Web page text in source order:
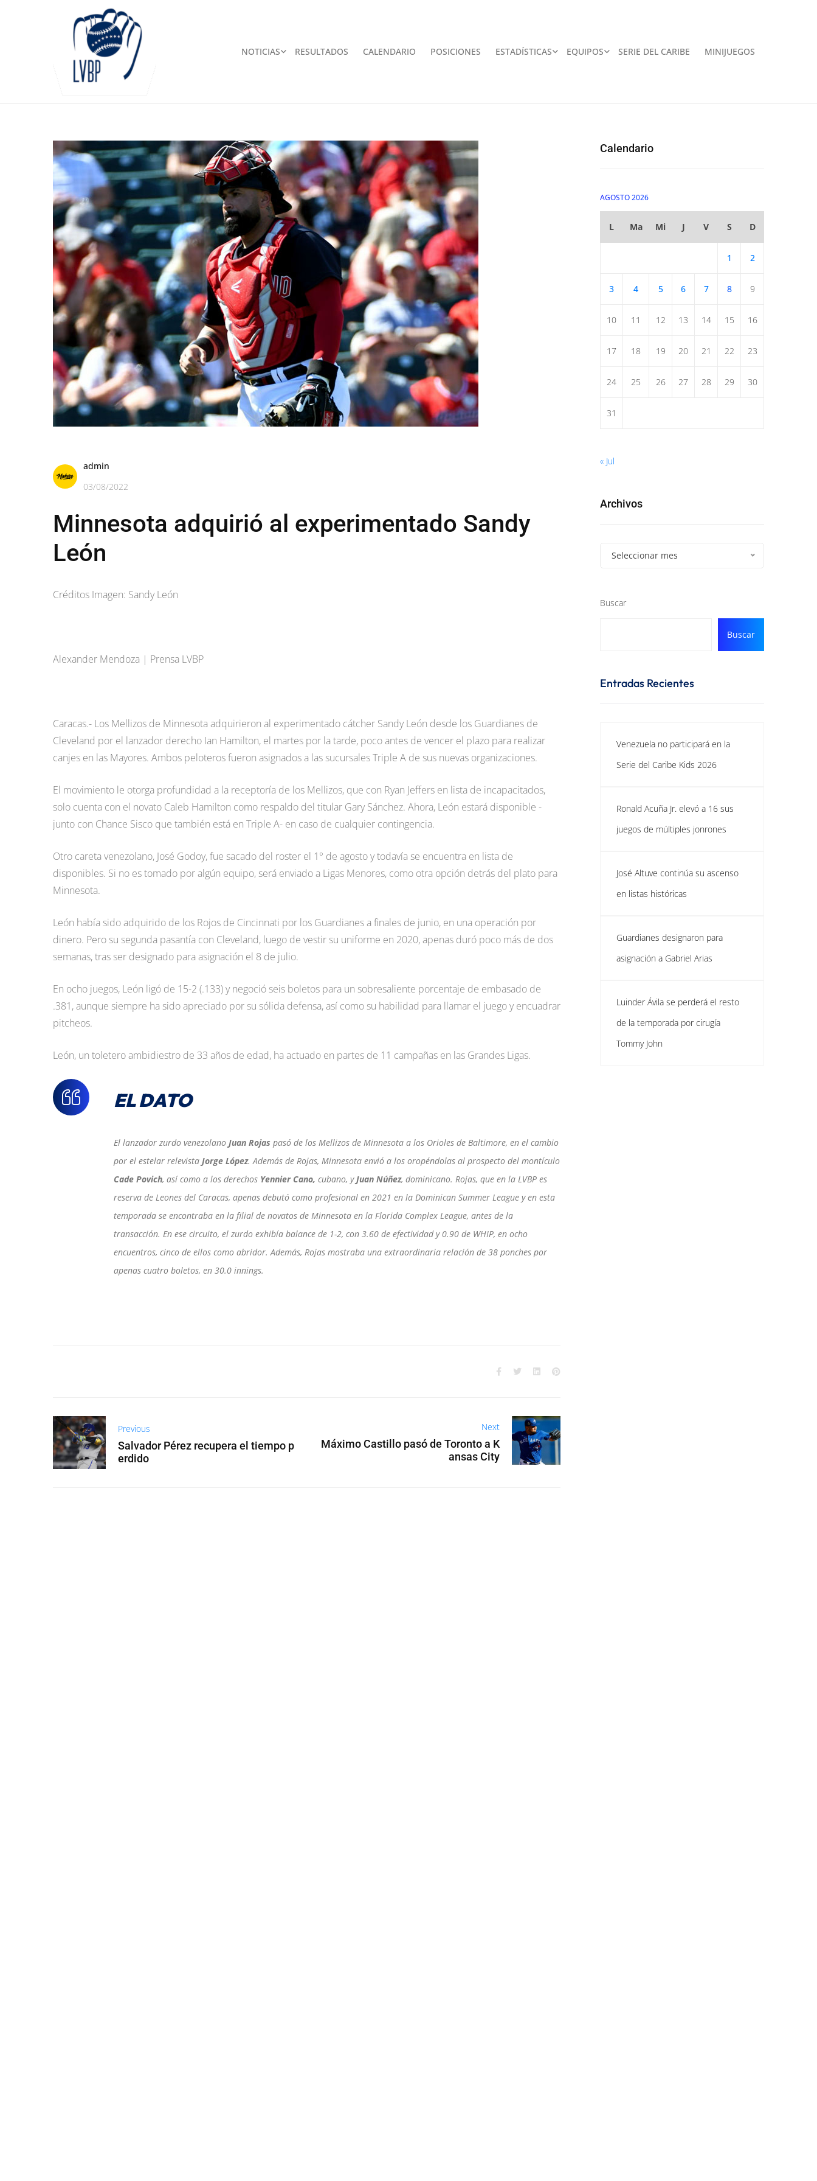
NOTICIAS RESULTADOS CALENDARIO POSICIONES ESTADÍSTICAS EQUIPOS SERIE DEL CARIBE MINIJUEGOS
admin
03/08/2022
Minnesota adquirió al experimentado Sandy
León
Créditos Imagen: Sandy León
Alexander Mendoza | Prensa LVBP
Caracas.- Los Mellizos de Minnesota adquirieron al experimentado cátcher Sandy León desde los Guardianes de
Cleveland por el lanzador derecho Ian Hamilton, el martes por la tarde, poco antes de vencer el plazo para realizar
canjes en las Mayores. Ambos peloteros fueron asignados a las sucursales Triple A de sus nuevas organizaciones.
El movimiento le otorga profundidad a la receptoría de los Mellizos, que con Ryan Jeffers en lista de incapacitados,
solo cuenta con el novato Caleb Hamilton como respaldo del titular Gary Sánchez. Ahora, León estará disponible -
junto con Chance Sisco que también está en Triple A- en caso de cualquier contingencia.
Otro careta venezolano, José Godoy, fue sacado del roster el 1° de agosto y todavía se encuentra en lista de
disponibles. Si no es tomado por algún equipo, será enviado a Ligas Menores, como otra opción detrás del plato para
Minnesota.
León había sido adquirido de los Rojos de Cincinnati por los Guardianes a finales de junio, en una operación por
dinero. Pero su segunda pasantía con Cleveland, luego de vestir su uniforme en 2020, apenas duró poco más de dos
semanas, tras ser designado para asignación el 8 de julio.
En ocho juegos, León ligó de 15-2 (.133) y negoció seis boletos para un sobresaliente porcentaje de embasado de
.381, aunque siempre ha sido apreciado por su sólida defensa, así como su habilidad para llamar el juego y encuadrar
pitcheos.
León, un toletero ambidiestro de 33 años de edad, ha actuado en partes de 11 campañas en las Grandes Ligas.
EL DATO
El lanzador zurdo venezolano Juan Rojas pasó de los Mellizos de Minnesota a los Orioles de Baltimore, en el cambio
por el estelar relevista Jorge López. Además de Rojas, Minnesota envió a los oropéndolas al prospecto del montículo
Cade Povich, así como a los derechos Yennier Cano, cubano, yJuan Núñez, dominicano. Rojas, que en la LVBP es
reserva de Leones del Caracas, apenas debutó como profesional en 2021 en la Dominican Summer League y en esta
temporada se encontraba en la filial de novatos de Minnesota en la Florida Complex League, antes de la
transacción. En ese circuito, el zurdo exhibía balance de 1-2, con 3.60 de efectividad y 0.90 de WHIP, en ocho
encuentros, cinco de ellos como abridor. Además, Rojas mostraba una extraordinaria relación de 38 ponches por
apenas cuatro boletos, en 30.0 innings.
Previous
Salvador Pérez recupera el tiempo p
erdido
Next
Máximo Castillo pasó de Toronto a K
ansas City
Calendario
AGOSTO 2026
L Ma Mi J V S D
1 2
3 4 5 6 7 8 9
10 11 12 13 14 15 16
17 18 19 20 21 22 23
24 25 26 27 28 29 30
31
« Jul
Archivos
Seleccionar mes
Buscar
Buscar
Entradas Recientes
Venezuela no participará en la
Serie del Caribe Kids 2026
Ronald Acuña Jr. elevó a 16 sus
juegos de múltiples jonrones
José Altuve continúa su ascenso
en listas históricas
Guardianes designaron para
asignación a Gabriel Arias
Luinder Ávila se perderá el resto
de la temporada por cirugía
Tommy John